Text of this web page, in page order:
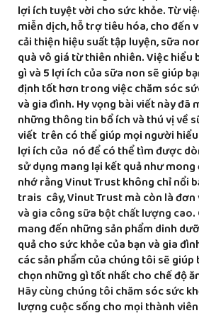
lợi ích tuyệt vời cho sức khỏe. Từ
miễn dịch, hỗ trợ tiêu hóa, cho đến
cải thiện hiệu suất tập luyện, sữa
quà vô giá từ thiên nhiên. Việc hiểu
gìvà 5 lợi ích của sữa non sẽ giúp
định tốt hơn trong việc chăm sóc
và gia đình. Hy vọng bài viết này đã
những thông tin bổ ích và thú vị về
viết trên có thể giúp mọi người
lợi ích của nó để có thể tìm được
sử dụng mang lại kết quả như mong
nhớ rằng Vinut Trust không chỉ nổi
trais cây, Vinut Trust mà còn là đơn
và gia công sữa bột chất lượng cao.
mang đến những sản phẩm dinh
quả cho sức khỏe của bạn và gia
các sản phẩm của chúng tôi sẽ giúp
chọn những gì tốt nhất cho chế độ
Hãy cùng chúng tôi chăm sóc sức
lượng cuộc sống cho mọi thành